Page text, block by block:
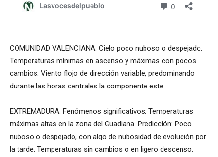
COMUNIDAD VALENCIANA. Cielo poco nuboso o despejado.
Temperaturas mínimas en ascenso y máximas con pocos
cambios. Viento flojo de dirección variable, predominando
durante las horas centrales la componente este.
EXTREMADURA. Fenómenos significativos: Temperaturas
máximas altas en la zona del Guadiana. Predicción: Poco
nuboso o despejado, con algo de nubosidad de evolución por
la tarde. Temperaturas sin cambios o en ligero descenso.